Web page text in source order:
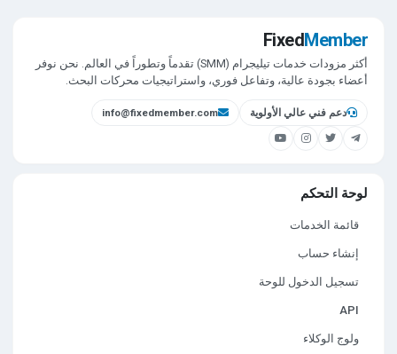
FixedMember
أكثر مزودات خدمات تيليجرام (SMM) تقدماً وتطوراً في العالم. نحن نوفر
أعضاء بجودة عالية، وتفاعل فوري، واستراتيجيات محركات البحث.
دعم فني عالي الأولوية info@fixedmember.com
لوحة التحكم
قائمة الخدمات
إنشاء حساب
تسجيل الدخول للوحة
API
ولوج الوكلاء